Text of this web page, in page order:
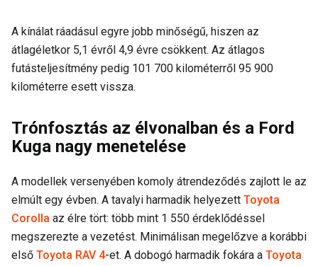
A kínálat ráadásul egyre jobb minőségű, hiszen az
átlagéletkor 5,1 évről 4,9 évre csökkent. Az átlagos
futásteljesítmény pedig 101 700 kilométerről 95 900
kilométerre esett vissza.
Trónfosztás az élvonalban és a Ford
Kuga nagy menetelése
A modellek versenyében komoly átrendeződés zajlott le az
elmúlt egy évben. A tavalyi harmadik helyezett Toyota
Corolla az élre tört: több mint 1 550 érdeklődéssel
megszerezte a vezetést. Minimálisan megelőzve a korábbi
első Toyota RAV 4-et. A dobogó harmadik fokára a Toyota